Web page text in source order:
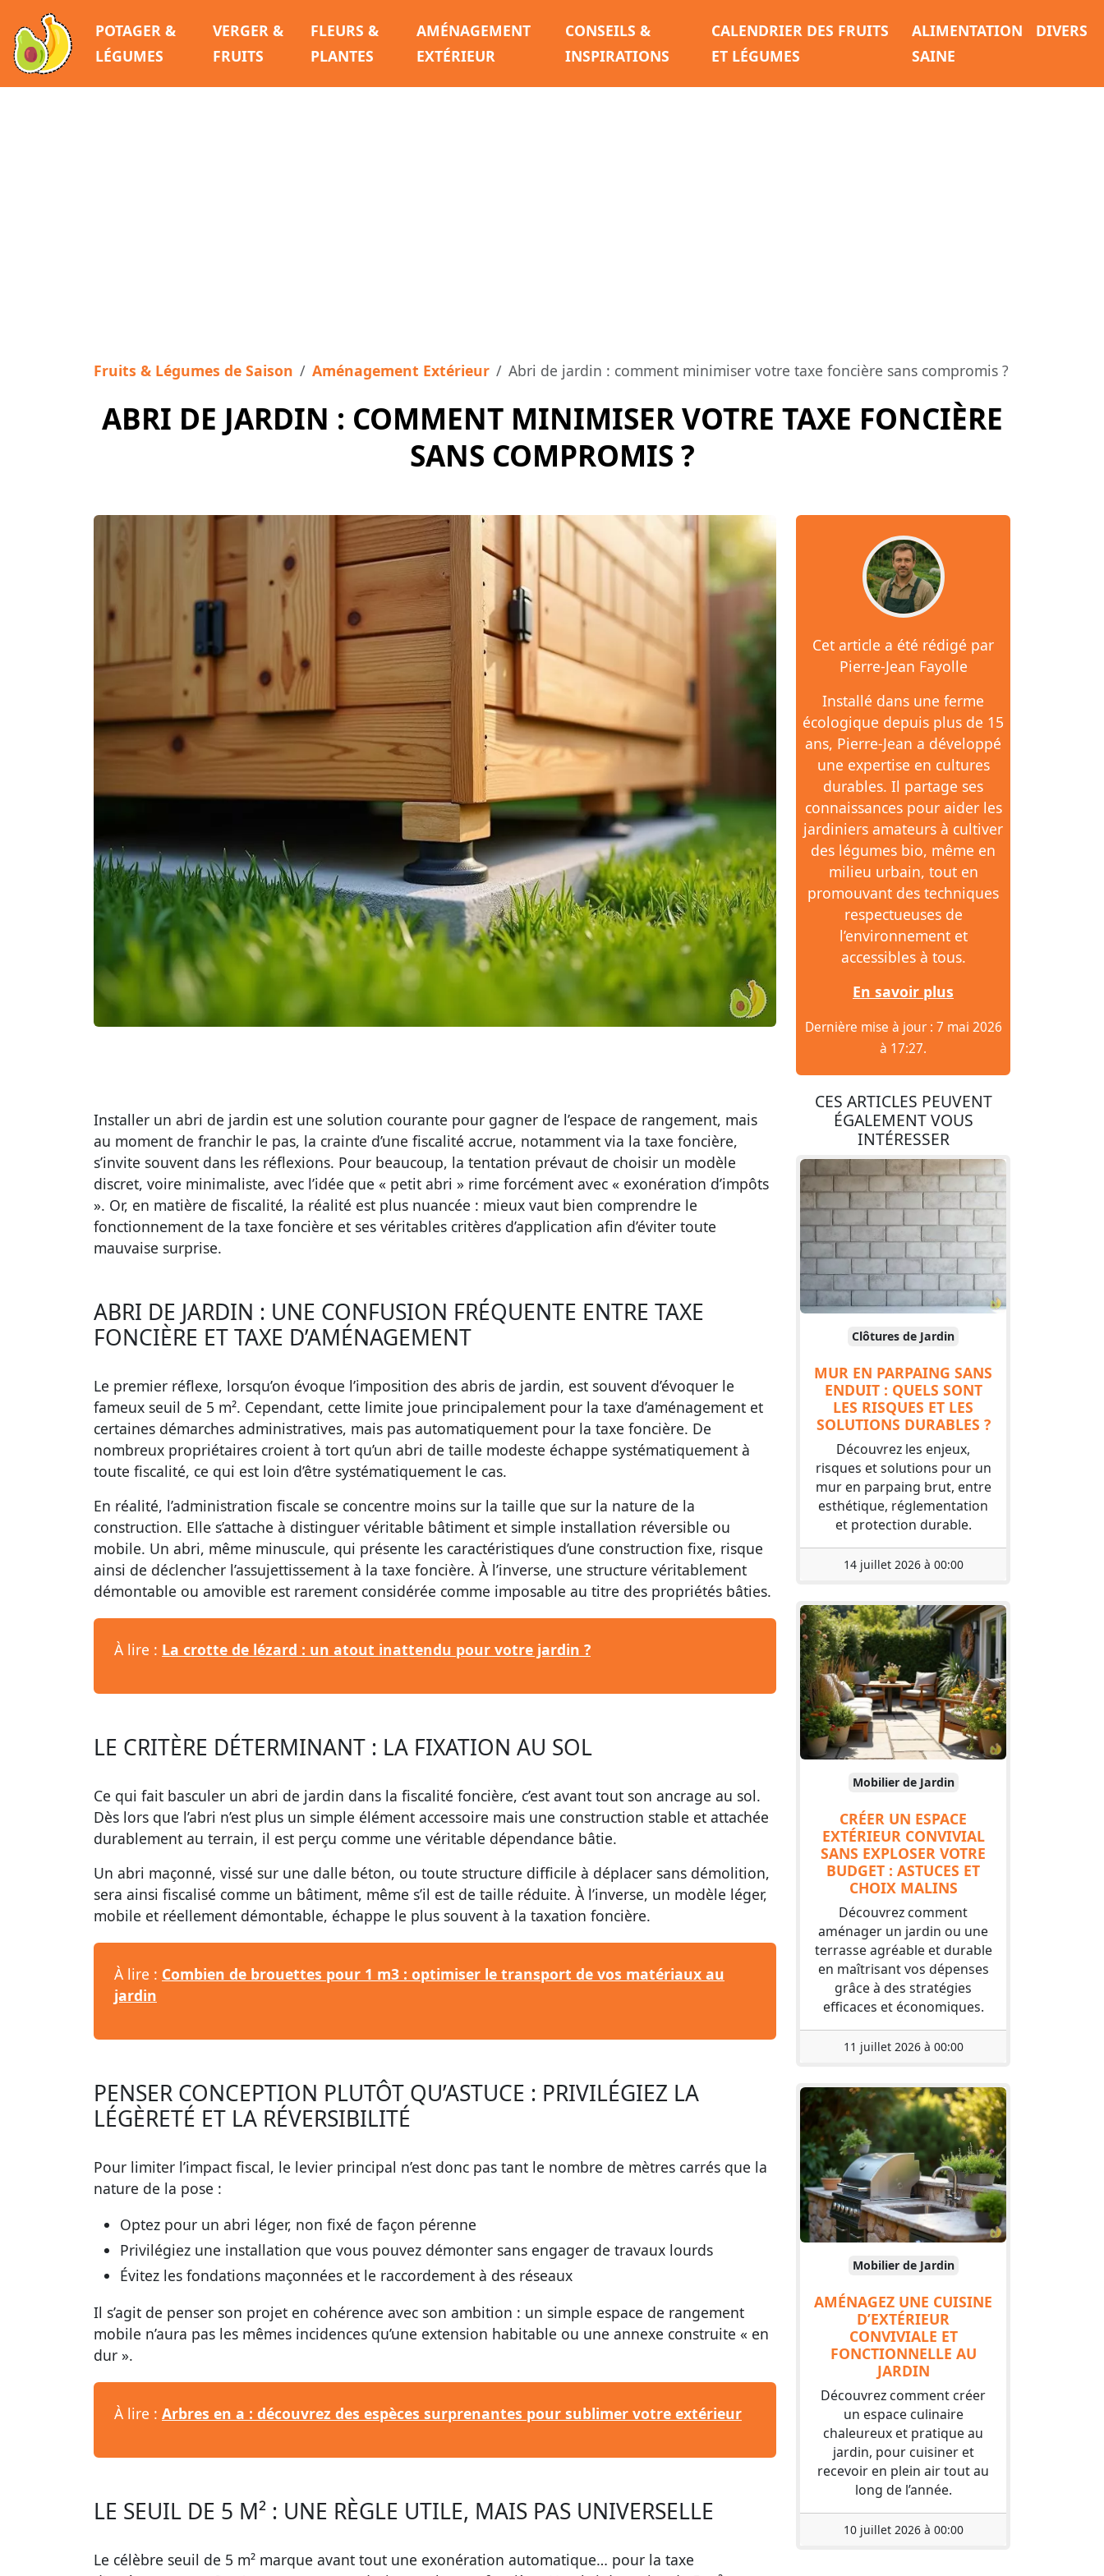
POTAGER &
LÉGUMES
VERGER &
FRUITS
FLEURS &
PLANTES
AMÉNAGEMENT
EXTÉRIEUR
CONSEILS &
INSPIRATIONS
CALENDRIER DES FRUITS
ET LÉGUMES
ALIMENTATION
SAINE
DIVERS
Fruits & Légumes de Saison Aménagement Extérieur Abri de jardin : comment minimiser votre taxe foncière sans compromis ?
ABRI DE JARDIN : COMMENT MINIMISER VOTRE TAXE FONCIÈRE
SANS COMPROMIS ?
Installer un abri de jardin est une solution courante pour gagner de l’espace de rangement, mais
au moment de franchir le pas, la crainte d’une fiscalité accrue, notamment via la taxe foncière,
s’invite souvent dans les réflexions. Pour beaucoup, la tentation prévaut de choisir un modèle
discret, voire minimaliste, avec l’idée que « petit abri » rime forcément avec « exonération d’impôts
». Or, en matière de fiscalité, la réalité est plus nuancée : mieux vaut bien comprendre le
fonctionnement de la taxe foncière et ses véritables critères d’application afin d’éviter toute
mauvaise surprise.
ABRI DE JARDIN : UNE CONFUSION FRÉQUENTE ENTRE TAXE
FONCIÈRE ET TAXE D’AMÉNAGEMENT
Le premier réflexe, lorsqu’on évoque l’imposition des abris de jardin, est souvent d’évoquer le
fameux seuil de 5 m². Cependant, cette limite joue principalement pour la taxe d’aménagement et
certaines démarches administratives, mais pas automatiquement pour la taxe foncière. De
nombreux propriétaires croient à tort qu’un abri de taille modeste échappe systématiquement à
toute fiscalité, ce qui est loin d’être systématiquement le cas.
En réalité, l’administration fiscale se concentre moins sur la taille que sur la nature de la
construction. Elle s’attache à distinguer véritable bâtiment et simple installation réversible ou
mobile. Un abri, même minuscule, qui présente les caractéristiques d’une construction fixe, risque
ainsi de déclencher l’assujettissement à la taxe foncière. À l’inverse, une structure véritablement
démontable ou amovible est rarement considérée comme imposable au titre des propriétés bâties.
À lire : La crotte de lézard : un atout inattendu pour votre jardin ?
LE CRITÈRE DÉTERMINANT : LA FIXATION AU SOL
Ce qui fait basculer un abri de jardin dans la fiscalité foncière, c’est avant tout son ancrage au sol.
Dès lors que l’abri n’est plus un simple élément accessoire mais une construction stable et attachée
durablement au terrain, il est perçu comme une véritable dépendance bâtie.
Un abri maçonné, vissé sur une dalle béton, ou toute structure difficile à déplacer sans démolition,
sera ainsi fiscalisé comme un bâtiment, même s’il est de taille réduite. À l’inverse, un modèle léger,
mobile et réellement démontable, échappe le plus souvent à la taxation foncière.
À lire : Combien de brouettes pour 1 m3 : optimiser le transport de vos matériaux au
jardin
PENSER CONCEPTION PLUTÔT QU’ASTUCE : PRIVILÉGIEZ LA
LÉGÈRETÉ ET LA RÉVERSIBILITÉ
Pour limiter l’impact fiscal, le levier principal n’est donc pas tant le nombre de mètres carrés que la
nature de la pose :
Optez pour un abri léger, non fixé de façon pérenne
Privilégiez une installation que vous pouvez démonter sans engager de travaux lourds
Évitez les fondations maçonnées et le raccordement à des réseaux
Il s’agit de penser son projet en cohérence avec son ambition : un simple espace de rangement
mobile n’aura pas les mêmes incidences qu’une extension habitable ou une annexe construite « en
dur ».
À lire : Arbres en a : découvrez des espèces surprenantes pour sublimer votre extérieur
LE SEUIL DE 5 M² : UNE RÈGLE UTILE, MAIS PAS UNIVERSELLE
Le célèbre seuil de 5 m² marque avant tout une exonération automatique… pour la taxe
Cet article a été rédigé par
Pierre-Jean Fayolle
Installé dans une ferme
écologique depuis plus de 15
ans, Pierre-Jean a développé
une expertise en cultures
durables. Il partage ses
connaissances pour aider les
jardiniers amateurs à cultiver
des légumes bio, même en
milieu urbain, tout en
promouvant des techniques
respectueuses de
l’environnement et
accessibles à tous.
En savoir plus
Dernière mise à jour : 7 mai 2026
à 17:27.
CES ARTICLES PEUVENT
ÉGALEMENT VOUS
INTÉRESSER
Clôtures de Jardin
MUR EN PARPAING SANS
ENDUIT : QUELS SONT
LES RISQUES ET LES
SOLUTIONS DURABLES ?
Découvrez les enjeux,
risques et solutions pour un
mur en parpaing brut, entre
esthétique, réglementation
et protection durable.
14 juillet 2026 à 00:00
Mobilier de Jardin
CRÉER UN ESPACE
EXTÉRIEUR CONVIVIAL
SANS EXPLOSER VOTRE
BUDGET : ASTUCES ET
CHOIX MALINS
Découvrez comment
aménager un jardin ou une
terrasse agréable et durable
en maîtrisant vos dépenses
grâce à des stratégies
efficaces et économiques.
11 juillet 2026 à 00:00
Mobilier de Jardin
AMÉNAGEZ UNE CUISINE
D’EXTÉRIEUR
CONVIVIALE ET
FONCTIONNELLE AU
JARDIN
Découvrez comment créer
un espace culinaire
chaleureux et pratique au
jardin, pour cuisiner et
recevoir en plein air tout au
long de l’année.
10 juillet 2026 à 00:00